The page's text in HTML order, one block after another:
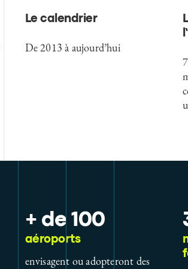
Le calendrier
De 2013 à aujourd’hui
+ de 100
aéroports
envisagent ou adopteront des